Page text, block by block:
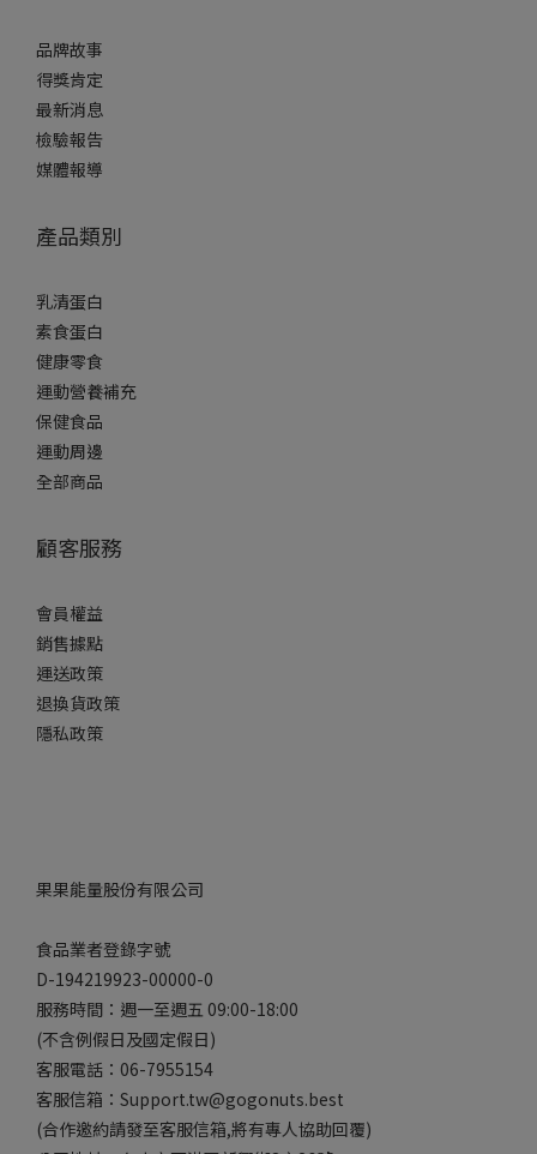
品牌故事
得獎肯定
最新消息
檢驗報告
媒體報導
產品類別
乳清蛋白
素食蛋白
健康零食
運動營養補充
保健食品
運動周邊
全部商品
顧客服務
會員權益
銷售據點
運送政策
退換貨政策
隱私政策
果果能量股份有限公司
食品業者登錄字號
D-194219923-00000-0
服務時間：週一至週五 09:00-18:00
(不含例假日及國定假日)
客服電話：06-7955154
客服信箱：Support.tw@gogonuts.best
(合作邀約請發至客服信箱,將有專人協助回覆)